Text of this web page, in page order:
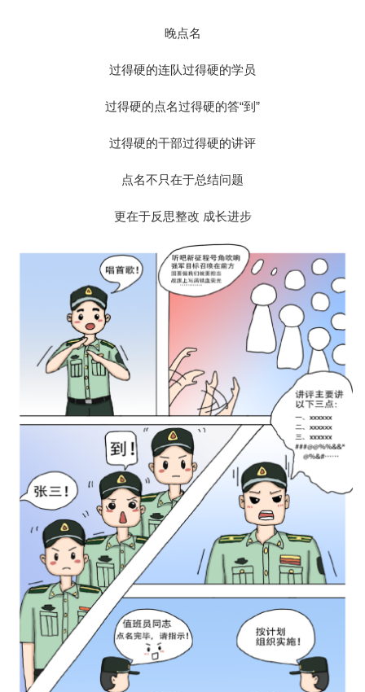
晚点名
过得硬的连队过得硬的学员
过得硬的点名过得硬的答“到”
过得硬的干部过得硬的讲评
点名不只在于总结问题
更在于反思整改 成长进步